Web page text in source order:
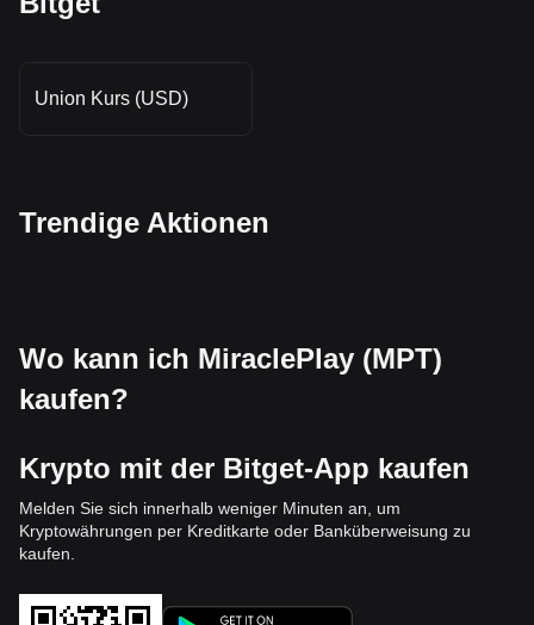
Union Kurs (USD)
Trendige Aktionen
Wo kann ich MiraclePlay (MPT)
kaufen?
Krypto mit der Bitget-App kaufen
Melden Sie sich innerhalb weniger Minuten an, um
Kryptowährungen per Kreditkarte oder Banküberweisung zu
kaufen.